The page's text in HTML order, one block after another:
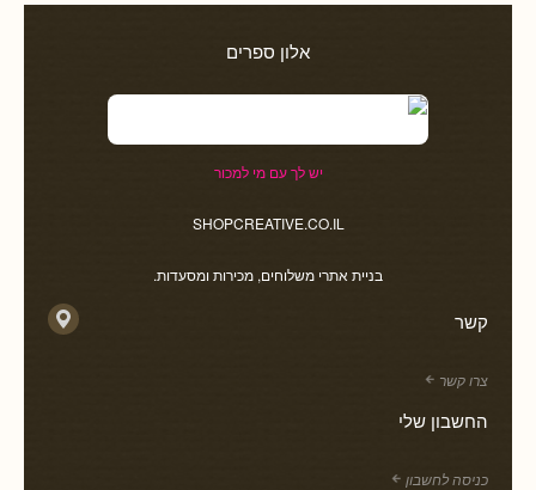
אלון ספרים
יש לך עם מי למכור
SHOPCREATIVE.CO.IL
בניית אתרי משלוחים, מכירות ומסעדות.
קשר
צרו קשר
החשבון שלי
כניסה לחשבון